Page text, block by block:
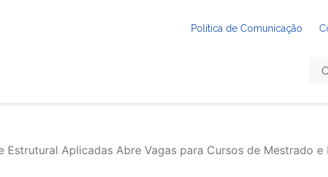
Política de Comunicação
Estrutural Aplicadas Abre Vagas para Cursos de Mestrado e